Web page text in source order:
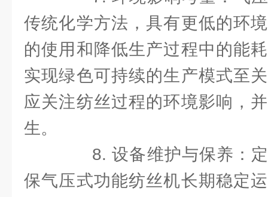
传统化学方法，具有更低的环
的使用和降低生产过程中的能
实现绿色可持续的生产模式至
应关注纺丝过程的环境影响，
生。
8. 设备维护与保养：定
保气压式功能纺丝机长期稳定